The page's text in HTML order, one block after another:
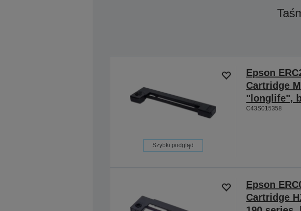
Szybki podgląd
Epson
Cartridge
"longlife",
C43S015358
Epson
Cartridge